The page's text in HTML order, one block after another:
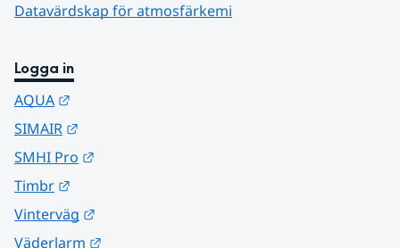
Datavärdskap för atmosfärkemi
Logga in
AQUA
SIMAIR
SMHI Pro
Timbr
Vinterväg
Väderlarm